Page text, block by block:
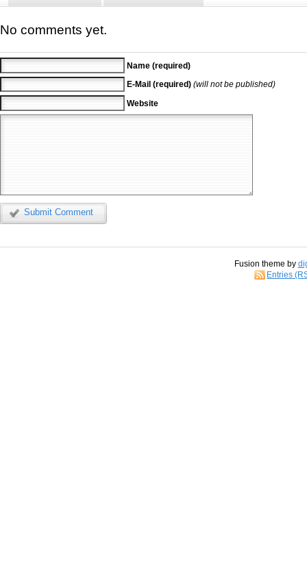
No comments yet.
Name (required)
E-Mail (required) (will not be published)
Website
Submit Comment
Fusion theme by
Entries